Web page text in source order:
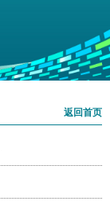
返回首页